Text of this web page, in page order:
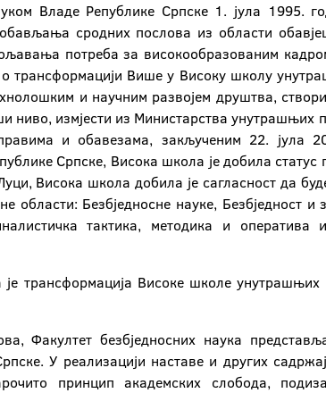
Владе Републике Српске 1. јула 1995.
сродних послова из области
потреба за високообразованим
трансформацији Више у Високу школу
и научним развојем друштва,
ниво, измјести из Министарства унутрашњих
и обавезама, закљученим 22. јула
Српске, Висока школа је добила
Висока школа добила је сагласност да
Безбједносне науке, Безбједност и
тактика, методика и оператива
трансформација Високе школе унутрашњих
Факултет безбједносних наука
У реализацији наставе и других
принцип академских слобода,